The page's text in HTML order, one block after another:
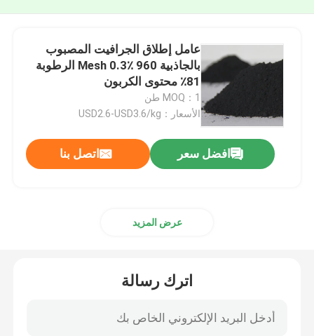
عامل إطلاق الجرافيت المصبوب
بالجاذبية 960 Mesh 0.3٪ الرطوبة
81٪ محتوى الكربون
MOQ：1 طن
الأسعار：USD2.6-USD3.6/kg
افضل سعر اتصل بنا
عرض المزيد
اترك رسالة